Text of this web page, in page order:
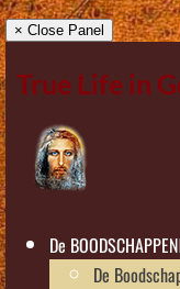
× Close Panel
True Life in
De BOODSCHAPPEN
De